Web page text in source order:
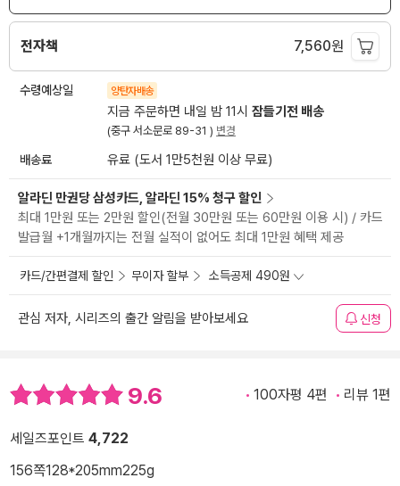
전자책 7,560원
수령예상일 양탄자배송
지금 주문하면 내일 밤 11시 잠들기전 배송
(중구 서소문로 89-31 ) 변경
배송료 유료 (도서 1만5천원 이상 무료)
알라딘 만권당 삼성카드, 알라딘 15% 청구 할인
최대 1만원 또는 2만원 할인(전월 30만원 또는 60만원 이용 시) / 카드
발급월 +1개월까지는 전월 실적이 없어도 최대 1만원 혜택 제공
카드/간편결제 할인 무이자 할부 소득공제 490원
관심 저자, 시리즈의 출간 알림을 받아보세요 신청
9.6 100자평 4편 리뷰 1편
세일즈포인트 4,722
156쪽128*205mm225g